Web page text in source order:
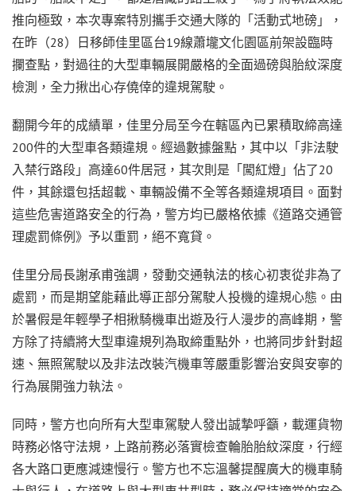
推向極致，本次專案特別攜手交通大隊的「活動式地磅」，
在昨（28）日移師佳里區台19線蕭壠文化園區前架設臨時
攔查點，對過往的大型車輛展開嚴格的全面過磅與胎紋深度
檢測，全力揪出心存僥倖的違規駕駛。
翻開今年的成績單，佳里分局至今在轄區內已累積取締高達
200件的大型車各類違規。經過數據盤點，其中以「非法駛
入禁行路段」高達60件居冠，其次則是「闖紅燈」佔了20
件，其餘還包括超載、車輛設備不全等各類違規項目。面對
這些危害道路安全的行為，警方均已嚴格依據《道路交通管
理處罰條例》予以重罰，絕不寬貸。
佳里分局長謝承甫強調，發動交通執法的核心初衷從非為了
處罰，而是期望能藉此導正部分駕駛人投機的違規心態。由
於暑假是年輕學子相揪騎機車出遊及行人漫步的高峰期，警
方除了持續將大型車違規列為取締重點外，也將同步針對超
速、無照駕駛以及非法改裝汽機車等嚴重影響治安與安寧的
行為展開強力執法。
同時，警方也向所有大型車駕駛人發出誠摯呼籲，載運貨物
時務必恪守法規，上路前務必落實檢查輪胎胎紋深度，行經
各大路口更應減速慢行。警方也不忘溫馨提醒廣大的機車騎